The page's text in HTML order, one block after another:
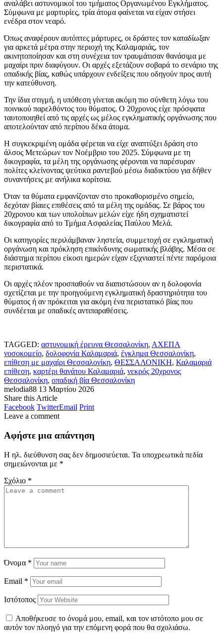
αναλάβει αστυνομικοί του τμήματος Οργανωμένου Εγκλήματος.
Σύμφωνα με μαρτυρίες, τρία άτομα φαίνεται να είχαν στήσει
ενέδρα στον νεαρό.
Όπως αναφέρουν αυτόπτες μάρτυρες, οι δράστες τον καταδίωξαν
για αρκετά μέτρα στην περιοχή της Καλαμαριάς, τον
ακινητοποίησαν και στη συνέχεια τον τραυμάτισαν θανάσιμα με
μαχαίρι πριν διαφύγουν. Οι αρχές εξετάζουν σοβαρά το σενάριο της
οπαδικής βίας, καθώς υπάρχουν ενδείξεις που οδηγούν προς αυτή
την κατεύθυνση.
Την ίδια στιγμή, η υπόθεση γίνεται ακόμη πιο σύνθετη λόγω του
ποινικού παρελθόντος του θύματος. Ο 20χρονος είχε πρόσφατα
ταυτοποιηθεί από τις αρχές ως μέλος εγκληματικής οργάνωσης που
αποτελούνταν από περίπου δέκα άτομα.
Η συγκεκριμένη ομάδα φέρεται να είχε αναπτύξει δράση στο
άλσος Μετεώρων τον Νοέμβριο του 2025. Σύμφωνα με τη
δικογραφία, τα μέλη της οργάνωσης φέρονται να παρέσυραν
πολίτες κλείνοντας ψεύτικα ραντεβού μέσω διαδικτύου για δήθεν
συναντήσεις με ανήλικα κορίτσια.
Όταν τα θύματα εμφανίζονταν στο προκαθορισμένο σημείο,
δεχόταν βίαιες επιθέσεις από τα μέλη της ομάδας. Σε βάρος του
20χρονου και των υπολοίπων μελών είχε ήδη σχηματιστεί
δικογραφία από το Τμήμα Ασφαλείας Παύλου Μελά.
Οι κατηγορίες περιλάμβαναν ληστεία, συμμετοχή σε εγκληματική
οργάνωση και πρόκληση επικίνδυνης σωματικής βλάβης. Μέσα σε
διάστημα περίπου είκοσι ημερών είχαν εξιχνιαστεί πέντε παρόμοια
περιστατικά.
Οι αρχές πλέον προσπαθούν να διαπιστώσουν αν η δολοφονία
σχετίζεται με την προηγούμενη εγκληματική δραστηριότητα του
θύματος ή αν πρόκειται για ακόμη ένα περιστατικό βίας που
συνδέεται με οπαδικές αντιπαραθέσεις.
TAGGED: αστυνομική έρευνα Θεσσαλονίκη, ΑΧΕΠΑ
νοσοκομείο, δολοφονία Καλαμαριά, έγκλημα Θεσσαλονίκη,
επίθεση με μαχαίρι Θεσσαλονίκη, ΘΕΣΣΑΛΟΝΙΚΗ, Καλαμαριά
επίθεση, καρτέρι θανάτου Καλαμαριά, νεκρός 20χρονος
Θεσσαλονίκη, οπαδική βία Θεσσαλονίκη
melodia88 13 Μαρτίου 2026
Share this Article
Facebook TwitterEmail Print
Leave a comment
Αφήστε μια απάντηση
Η ηλ. διεύθυνση σας δεν δημοσιεύεται. Τα υποχρεωτικά πεδία
σημειώνονται με *
Σχόλιο *
Όνομα *
Email *
Ιστότοπος
Αποθήκευσε το όνομά μου, email, και τον ιστότοπο μου σε
αυτόν τον πλοηγό για την επόμενη φορά που θα σχολιάσω.